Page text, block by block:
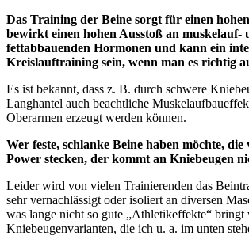
Das Training der Beine sorgt für einen
bewirkt einen hohen Ausstoß an muskelauf-
fettabbauenden Hormonen und kann ein
Kreislauftraining sein, wenn man es richtig
Es ist bekannt, dass z. B. durch schwere
Langhantel auch beachtliche
Oberarmen erzeugt werden können.
Wer feste, schlanke Beine haben möchte,
Power stecken, der kommt an Kniebeugen
Leider wird von vielen Trainierenden das
sehr vernachlässigt oder isoliert an diversen
was lange nicht so gute „Athletikeffekte“ bringt
Kniebeugenvarianten, die ich u. a. im unten